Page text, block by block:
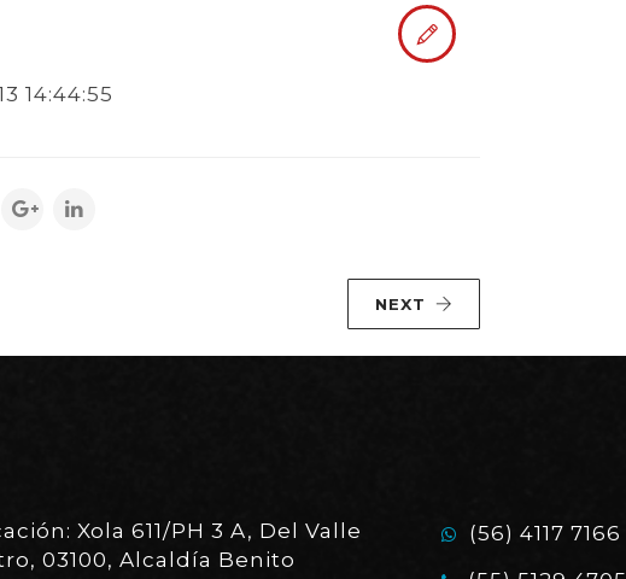
14:44:55
NEXT
Xola 611/PH 3 A, Del Valle
03100, Alcaldía Benito
(56) 4117 7166